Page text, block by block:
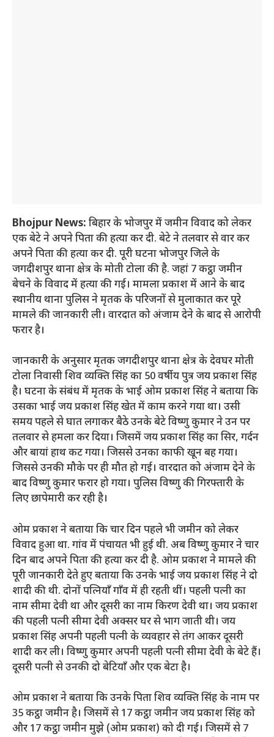
Bhojpur News: बिहार के भोजपुर में जमीन विवाद को लेकर
एक बेटे ने अपने पिता की हत्या कर दी. बेटे ने तलवार से वार कर
अपने पिता की हत्या कर दी. पूरी घटना भोजपुर जिले के
जगदीशपुर थाना क्षेत्र के मोती टोला की है. जहां 7 कट्ठा जमीन
बेचने के विवाद में हत्या की गई। मामला प्रकाश में आने के बाद
स्थानीय थाना पुलिस ने मृतक के परिजनों से मुलाकात कर पूरे
मामले की जानकारी ली। वारदात को अंजाम देने के बाद से आरोपी
फरार है।
जानकारी के अनुसार मृतक जगदीशपुर थाना क्षेत्र के देवघर मोती
टोला निवासी शिव व्यक्ति सिंह का 50 वर्षीय पुत्र जय प्रकाश सिंह
है। घटना के संबंध में मृतक के भाई ओम प्रकाश सिंह ने बताया कि
उसका भाई जय प्रकाश सिंह खेत में काम करने गया था। उसी
समय पहले से घात लगाकर बैठे उनके बेटे विष्णु कुमार ने उन पर
तलवार से हमला कर दिया। जिसमें जय प्रकाश सिंह का सिर, गर्दन
और बायां हाथ कट गया। जिससे उनका काफी खून बह गया।
जिससे उनकी मौके पर ही मौत हो गई। वारदात को अंजाम देने के
बाद विष्णु कुमार फरार हो गया। पुलिस विष्णु की गिरफ्तारी के
लिए छापेमारी कर रही है।
ओम प्रकाश ने बताया कि चार दिन पहले भी जमीन को लेकर
विवाद हुआ था. गांव में पंचायत भी हुई थी. अब विष्णु कुमार ने चार
दिन बाद अपने पिता की हत्या कर दी है. ओम प्रकाश ने मामले की
पूरी जानकारी देते हुए बताया कि उनके भाई जय प्रकाश सिंह ने दो
शादी की थी. दोनों पत्नियाँ गाँव में ही रहती थीं। पहली पत्नी का
नाम सीमा देवी था और दूसरी का नाम किरण देवी था। जय प्रकाश
की पहली पत्नी सीमा देवी अक्सर घर से भाग जाती थी। जय
प्रकाश सिंह अपनी पहली पत्नी के व्यवहार से तंग आकर दूसरी
शादी कर ली। विष्णु कुमार अपनी पहली पत्नी सीमा देवी के बेटे हैं।
दूसरी पत्नी से उनकी दो बेटियाँ और एक बेटा है।
ओम प्रकाश ने बताया कि उनके पिता शिव व्यक्ति सिंह के नाम पर
35 कट्ठा जमीन है। जिसमें से 17 कट्ठा जमीन जय प्रकाश सिंह को
और 17 कट्ठा जमीन मुझे (ओम प्रकाश) को दी गई। जिसमें से 7